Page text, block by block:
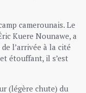
camerounais. Le
Kuere Nounawe, a
l’arrivée à la cité
étouffant, il s’est
(légère chute) du